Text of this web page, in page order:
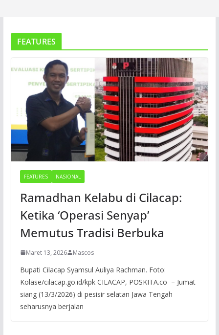
FEATURES
FEATURES NASIONAL
Ramadhan Kelabu di Cilacap:
Ketika ‘Operasi Senyap’
Memutus Tradisi Berbuka
Maret 13, 2026 Mascos
Bupati Cilacap Syamsul Auliya Rachman. Foto:
Kolase/cilacap.go.id/kpk CILACAP, POSKITA.co – Jumat
siang (13/3/2026) di pesisir selatan Jawa Tengah
seharusnya berjalan